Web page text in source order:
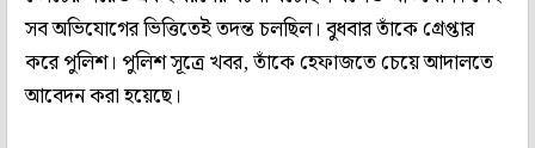
সব অভিযোগের ভিত্তিতেই তদন্ত চলছিল। বুধবার তাঁকে গ্রেপ্তার
করে পুলিশ। পুলিশ সূত্রে খবর, তাঁকে হেফাজতে চেয়ে আদালতে
আবেদন করা হয়েছে।